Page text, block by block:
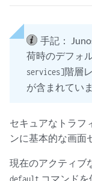
手記：
荷時のデフォ
services]階層
が含まれてい
セキュアなトラフ
ンに基本的な画面
現在のアクティブ
default コマンド